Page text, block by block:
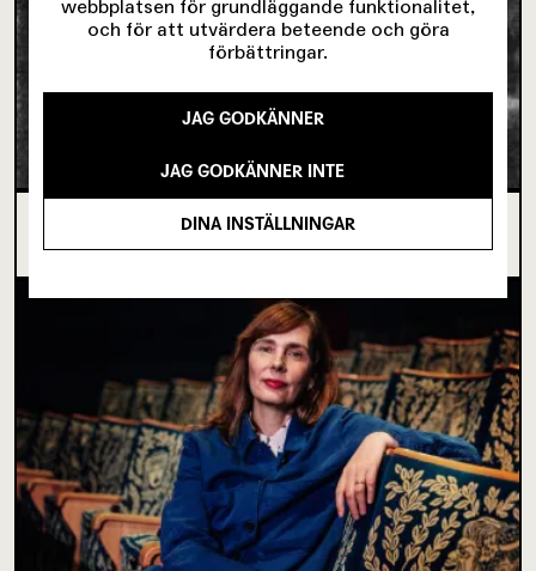
OM TOVE DITLEVSEN OCH
KÖPENHAMNSTRILOGIN
webbplatsen för grundläggande funktionalitet,
och för att utvärdera beteende och göra
förbättringar.
JAG GODKÄNNER
JAG GODKÄNNER INTE
DINA INSTÄLLNINGAR